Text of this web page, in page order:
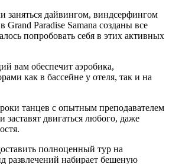
заняться дайвингом, виндсерфингом
Grand Paradise Samana созданы все
попробовать себя в этих активных
вам обеспечит аэробика,
как в бассейне у отеля, так и на
танцев с опытным преподавателем
заставят двигаться любого, даже
полноценный тур на
развлечений набирает бешеную